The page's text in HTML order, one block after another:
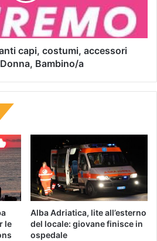
capi, costumi, accessori
Bambino/a
le
Alba Adriatica, lite all’esterno
del locale: giovane finisce in
ospedale